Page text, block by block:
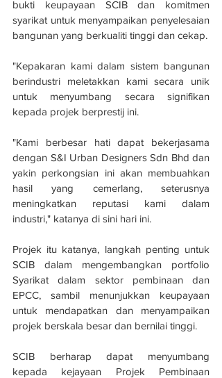
bukti keupayaan SCIB dan komitmen
syarikat untuk menyampaikan penyelesaian
"Kepakaran kami dalam sistem bangunan
berindustri meletakkan kami secara unik
untuk menyumbang secara signifikan
kepada projek berprestij ini.
"Kami berbesar hati dapat bekerjasama
dengan S&I Urban Designers Sdn Bhd dan
yakin perkongsian ini akan membuahkan
hasil yang cemerlang, seterusnya
meningkatkan reputasi kami dalam
industri," katanya di sini hari ini.
Projek itu katanya, langkah penting untuk
SCIB dalam mengembangkan portfolio
Syarikat dalam sektor pembinaan dan
EPCC, sambil menunjukkan keupayaan
untuk mendapatkan dan menyampaikan
projek berskala besar dan bernilai tinggi.
SCIB berharap dapat menyumbang
kepada kejayaan Projek Pembinaan